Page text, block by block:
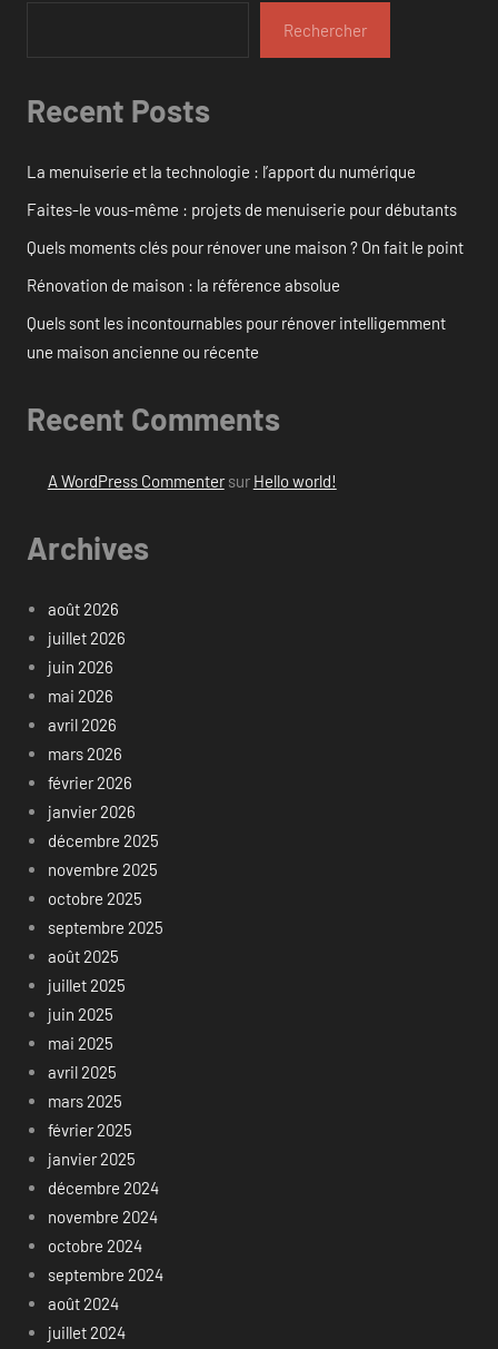
Rechercher
Recent Posts
La menuiserie et la technologie : l’apport du numérique
Faites-le vous-même : projets de menuiserie pour débutants
Quels moments clés pour rénover une maison ? On fait le point
Rénovation de maison : la référence absolue
Quels sont les incontournables pour rénover intelligemment
une maison ancienne ou récente
Recent Comments
A WordPress Commentersur Hello world!
Archives
août 2026
juillet 2026
juin 2026
mai 2026
avril 2026
mars 2026
février 2026
janvier 2026
décembre 2025
novembre 2025
octobre 2025
septembre 2025
août 2025
juillet 2025
juin 2025
mai 2025
avril 2025
mars 2025
février 2025
janvier 2025
décembre 2024
novembre 2024
octobre 2024
septembre 2024
août 2024
juillet 2024